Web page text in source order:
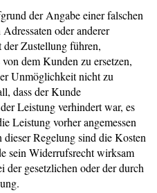
der Angabe einer falschen
oder anderer
Zustellung führen,
dem Kunden zu ersetzen,
Unmöglichkeit nicht zu
dass der Kunde
Leistung verhindert war, es
Leistung vorher angemessen
Regelung sind die Kosten
sein Widerrufsrecht wirksam
der gesetzlichen oder der durch